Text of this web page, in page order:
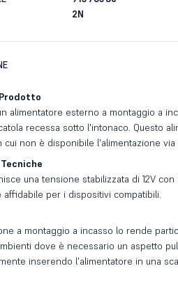
2N
alimentatore esterno a montaggio a
recessa sotto l'intonaco. Questo
non è disponibile l'alimentazione via
una tensione stabilizzata di 12V
affidabile per i dispositivi compatibili.
a montaggio a incasso lo rende
dove è necessario un aspetto
inserendo l'alimentatore in una